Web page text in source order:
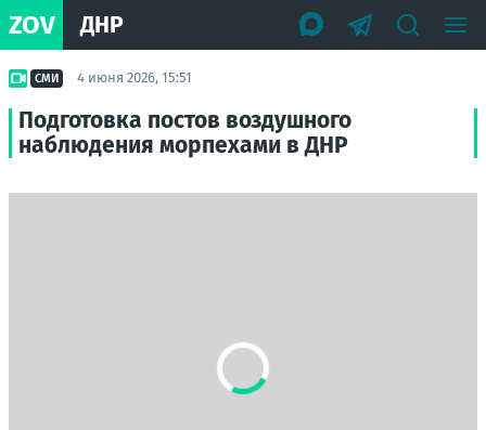
ZOV ДНР
СМИ 4 июня 2026, 15:51
Подготовка постов воздушного
наблюдения морпехами в ДНР